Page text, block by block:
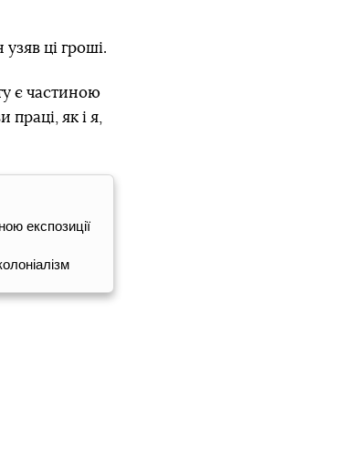
ці гроші.
є частиною
як і я,
експозиції